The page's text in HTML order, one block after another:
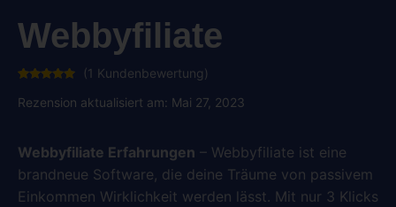
Webbyfiliate
mit5.00
von 5,
(1 Kundenbewertung)
Rezension aktualisiert am: Mai 27, 2023
Webbyfiliate Erfahrungen – Webbyfiliate ist eine
brandneue Software, die deine Träume von passivem
Einkommen Wirklichkeit werden lässt. Mit nur 3 Klicks